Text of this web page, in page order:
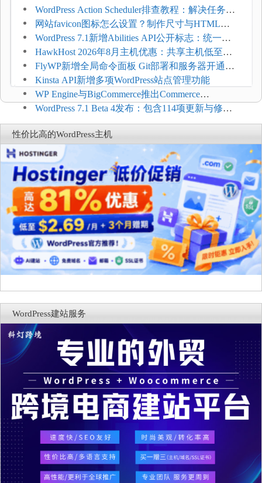
WordPress Action Scheduler排查教程：解决任务积
压和订单延迟
网站favicon图标怎么设置？制作尺寸与HTML添
加方法
WordPress 7.1新增Abilities API公开标志：统一支
持REST API、MCP与AI代理
HawkHost 2026年8月主机优惠：共享主机低至
$2.61/月，高性能主机同步折扣
FlyWP新增全局命令面板 Git部署和服务器开通更
方便
Kinsta API新增多项WordPress站点管理功能
WP Engine与BigCommerce推出Commerce
Connect：WordPress商店可保留前台体验并扩展电
商能力
WordPress 7.1 Beta 4发布：包含114项更新与修
复，仅建议在测试环境体验
性价比高的WordPress主机
WordPress建站服务